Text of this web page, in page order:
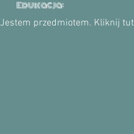
Edukacja:
Jestem przedmiotem. ​Kliknij